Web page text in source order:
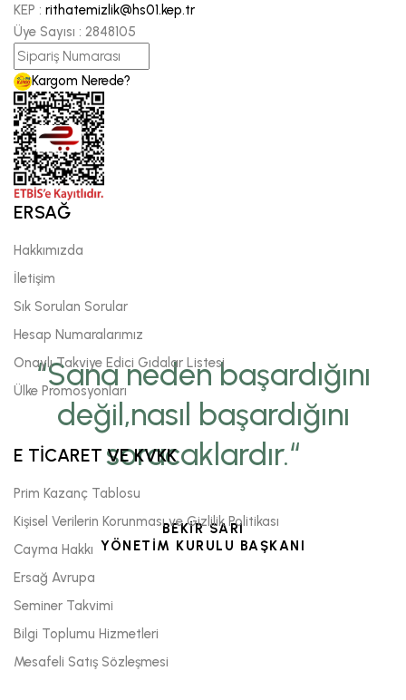
“Sana neden başardığını
değil,nasıl başardığını
soracaklardır.“
BEKİR SARI
YÖNETİM KURULU BAŞKANI
KEP : rithatemizlik@hs01.kep.tr
Üye Sayısı : 2848105
Kargom Nerede?
ERSAĞ
Hakkımızda
İletişim
Sık Sorulan Sorular
Hesap Numaralarımız
Onaylı Takviye Edici Gıdalar Listesi
Ülke Promosyonları
E TİCARET VE KVKK
Prim Kazanç Tablosu
Kişisel Verilerin Korunması ve Gizlilik Politikası
Cayma Hakkı
Ersağ Avrupa
Seminer Takvimi
Bilgi Toplumu Hizmetleri
Mesafeli Satış Sözleşmesi